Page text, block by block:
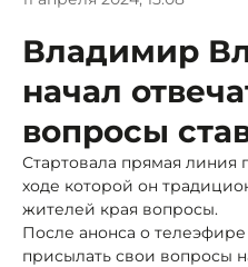
Владимир
начал
вопросы
Стартовала прямая линия
ходе которой он
жителей края вопросы.
После анонса о
присылать свои вопросы